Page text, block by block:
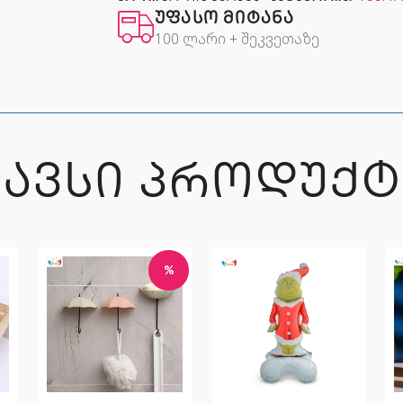
ᲣᲤᲐᲡᲝ ᲛᲘᲢᲐᲜᲐ
100 ლარი + შეკვეთაზე
%